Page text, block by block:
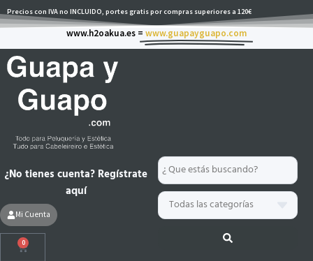
al
Precios con IVA no INCLUIDO, portes gratis por compras superiores a 120€
www.h2oakua.es = www.guapayguapo.com
Search
...
¿No tienes cuenta? Regístrate
aquí
Mi Cuenta
0
Carrito